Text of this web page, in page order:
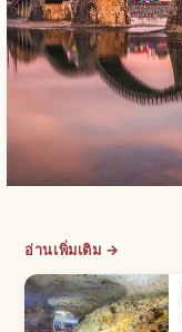
อ่านเพิ่มเติม →